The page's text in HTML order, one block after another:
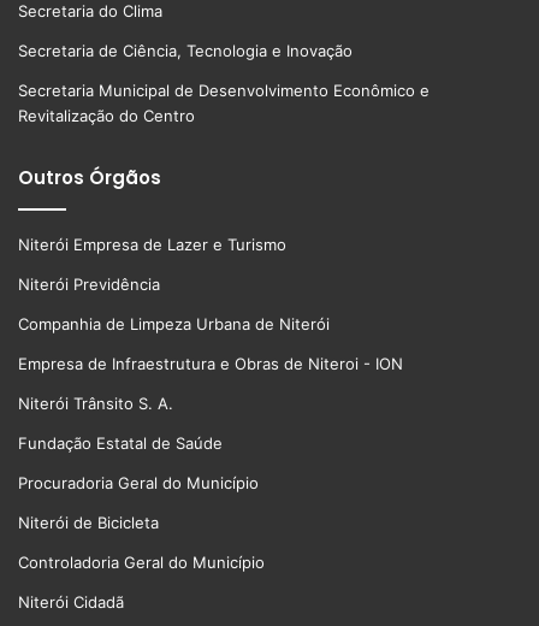
Secretaria do Clima
Secretaria de Ciência, Tecnologia e Inovação
Secretaria Municipal de Desenvolvimento Econômico e
Revitalização do Centro
Outros Órgãos
Niterói Empresa de Lazer e Turismo
Niterói Previdência
Companhia de Limpeza Urbana de Niterói
Empresa de Infraestrutura e Obras de Niteroi - ION
Niterói Trânsito S. A.
Fundação Estatal de Saúde
Procuradoria Geral do Município
Niterói de Bicicleta
Controladoria Geral do Município
Niterói Cidadã